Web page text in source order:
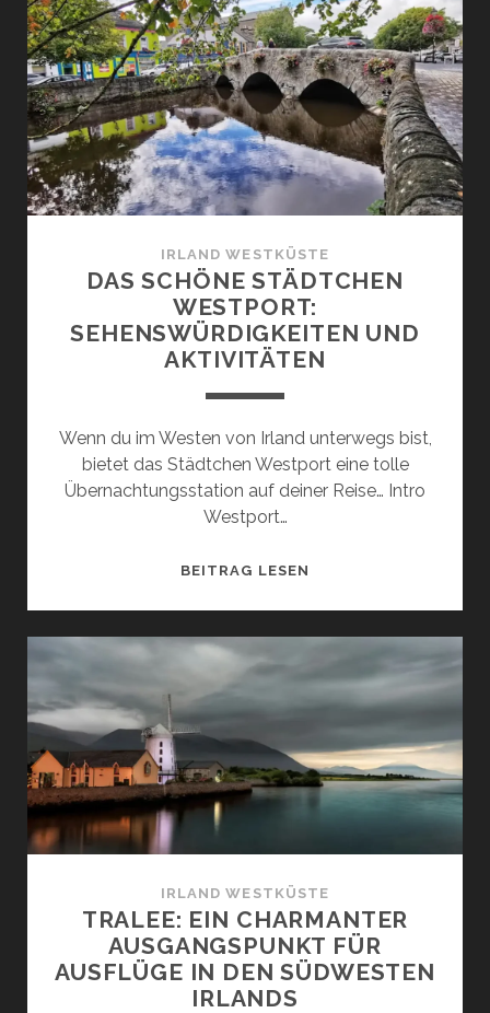
UND
AKTIVITÄTEN
IRLAND WESTKÜSTE
DAS SCHÖNE STÄDTCHEN
WESTPORT:
SEHENSWÜRDIGKEITEN UND
AKTIVITÄTEN
Wenn du im Westen von Irland unterwegs bist,
bietet das Städtchen Westport eine tolle
Übernachtungsstation auf deiner Reise… Intro
Westport…
BEITRAG LESEN
AKTIVITÄTEN
IRLAND WESTKÜSTE
TRALEE: EIN CHARMANTER
AUSGANGSPUNKT FÜR
AUSFLÜGE IN DEN SÜDWESTEN
IRLANDS